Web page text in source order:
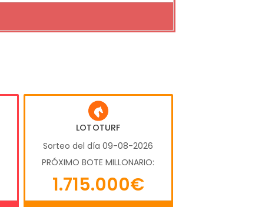
LOTOTURF
Sorteo del día 09-08-2026
PRÓXIMO BOTE MILLONARIO:
1.715.000€